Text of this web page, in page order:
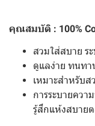
คุณสมบัติ : 100%
สวมใส่สบาย ร
ดูแลง่าย ทนทา
เหมาะสำหรับ
การระบายคว
รู้สึกแห้งสบาย